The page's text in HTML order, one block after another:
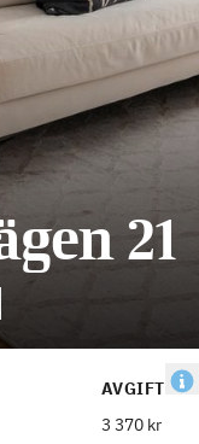
21
AVGIFT
3 370 kr